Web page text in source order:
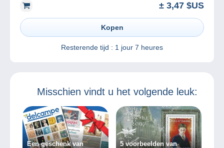
± 3,47 $US
Kopen
Resterende tijd : 1 jour 7 heures
Misschien vindt u het volgende leuk:
Een geschenk van
5 voorbeelden van